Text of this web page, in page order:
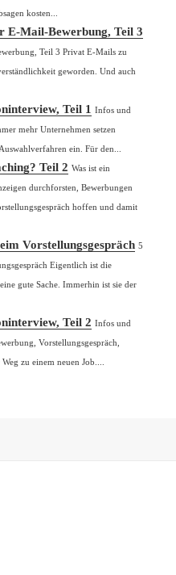
kosten...
E-Mail-Bewerbung, Teil 3
Teil 3 Privat E-Mails zu
geworden. Und auch
Teil 1 Infos und
mehr Unternehmen setzen
ein. Für den...
Teil 2 Was ist ein
durchforsten, Bewerbungen
hoffen und damit
Vorstellungsgespräch 5
Eigentlich ist die
gute Sache. Immerhin ist sie der
Teil 2 Infos und
Vorstellungsgespräch,
zu einem neuen Job....
8 Tipps für den Bewerbungsmarathon,